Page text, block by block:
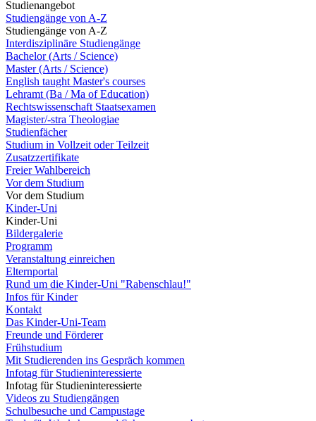
Studienangebot
Studiengänge von A-Z
Studiengänge von A-Z
Interdisziplinäre Studiengänge
Bachelor (Arts / Science)
Master (Arts / Science)
English taught Master's courses
Lehramt (Ba / Ma of Education)
Rechtswissenschaft Staatsexamen
Magister/-stra Theologiae
Studienfächer
Studium in Vollzeit oder Teilzeit
Zusatzzertifikate
Freier Wahlbereich
Vor dem Studium
Vor dem Studium
Kinder-Uni
Kinder-Uni
Bildergalerie
Programm
Veranstaltung einreichen
Elternportal
Rund um die Kinder-Uni "Rabenschlau!"
Infos für Kinder
Kontakt
Das Kinder-Uni-Team
Freunde und Förderer
Frühstudium
Mit Studierenden ins Gespräch kommen
Infotag für Studieninteressierte
Infotag für Studieninteressierte
Videos zu Studiengängen
Schulbesuche und Campustage